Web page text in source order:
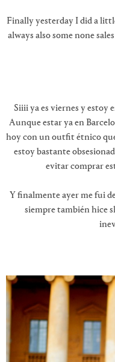
Finally yesterday I did a
always also some none
Siiii ya es viernes y estoy
Aunque estar ya en
hoy con un outfit étnico que
estoy bastante
evitar comprar
Y finalmente ayer me fui
siempre también hice